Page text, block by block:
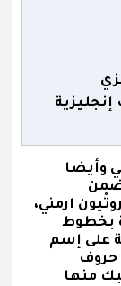
وأيضا
ضمن
ارمني،
بخطوط
على إسم
حروف
منها